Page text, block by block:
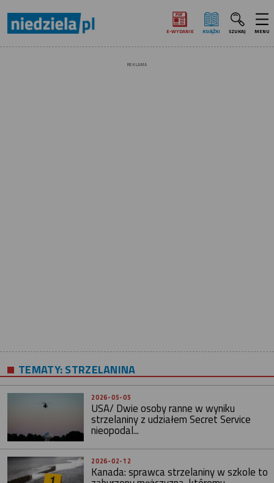
E‑WYDANIE KSIĄŻKI SZUKAJ MENU
REKLAMA
TEMATY:STRZELANINA
2026-05-05
USA/ Dwie osoby ranne w wyniku
strzelaniny z udziałem Secret Service
nieopodal...
2026-02-12
Kanada: sprawca strzelaniny w szkole to